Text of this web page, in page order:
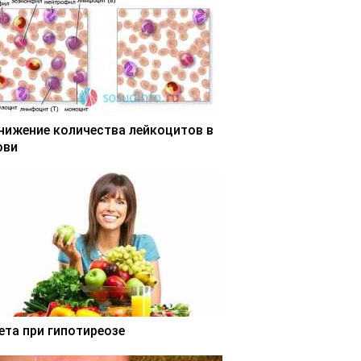
количества лейкоцитов в
при гипотиреозе